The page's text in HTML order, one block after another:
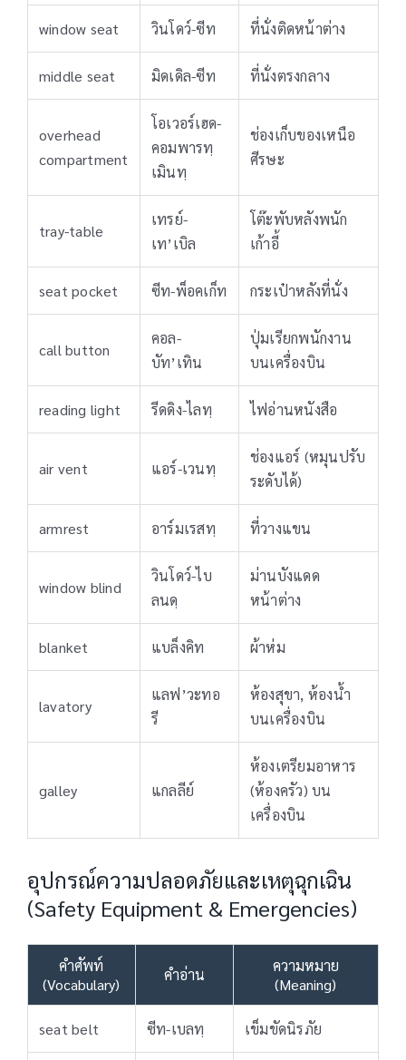
window seat วินโดว์-ซีท ที่นั่งติดหน้าต่าง
middle seat มิดเดิล-ซีท ที่นั่งตรงกลาง
overhead
compartment
โอเวอร์เฮด-
คอมพารทฺ
เมินทฺ
ช่องเก็บของเหนือ
ศีรษะ
tray-table
เทรย์-
เท’เบิล
โต๊ะพับหลังพนัก
เก้าอี้
seat pocket ซีท-พ็อคเก็ท กระเป๋าหลังที่นั่ง
call button
คอล-
บัท’เทิน
ปุ่มเรียกพนักงาน
บนเครื่องบิน
reading light รีดดิง-ไลทฺ ไฟอ่านหนังสือ
air vent แอร์-เวนทฺ
ช่องแอร์ (หมุนปรับ
ระดับได้)
armrest อาร์มเรสทฺ ที่วางแขน
window blind
วินโดว์-ไบ
ลนดฺ
ม่านบังแดด
หน้าต่าง
blanket แบล็งคิท ผ้าห่ม
lavatory
แลฟ’วะทอ
รี
ห้องสุขา, ห้องน้ำ
บนเครื่องบิน
galley แกลลีย์
ห้องเตรียมอาหาร
(ห้องครัว) บน
เครื่องบิน
อุปกรณ์ความปลอดภัยและเหตุฉุกเฉิน
(Safety Equipment & Emergencies)
คำศัพท์
(Vocabulary)
คำอ่าน
ความหมาย
(Meaning)
seat belt ซีท-เบลทฺ เข็มขัดนิรภัย